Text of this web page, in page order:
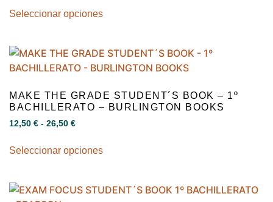
Seleccionar opciones
MAKE THE GRADE STUDENT´S BOOK – 1º
BACHILLERATO – BURLINGTON BOOKS
12,50 € - 26,50 €
Seleccionar opciones